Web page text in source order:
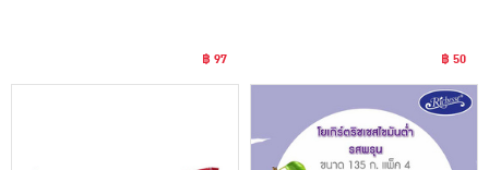
฿ 97 ฿ 50